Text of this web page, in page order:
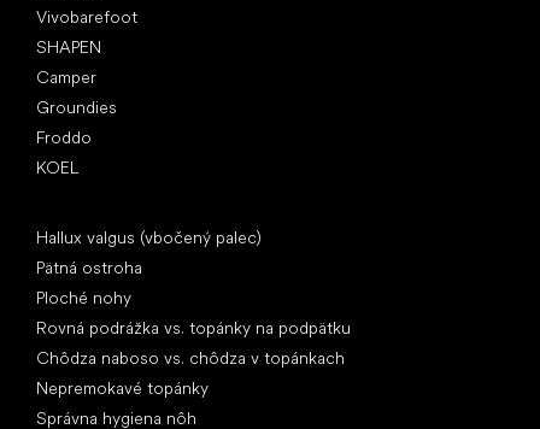
Vivobarefoot
SHAPEN
Camper
Groundies
Froddo
KOEL
Hallux valgus (vbočený palec)
Pätná ostroha
Ploché nohy
Rovná podrážka vs. topánky na podpätku
Chôdza naboso vs. chôdza v topánkach
Nepremokavé topánky
Správna hygiena nôh